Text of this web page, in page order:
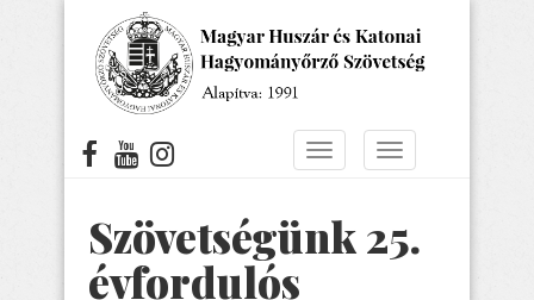
Navigáció
Navigáció
Szövetségünk 25.
évfordulós